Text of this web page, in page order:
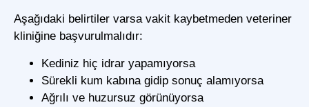
Aşağıdaki belirtiler varsa vakit kaybetmeden veteriner
kliniğine başvurulmalıdır:
Kediniz hiç idrar yapamıyorsa
Sürekli kum kabına gidip sonuç alamıyorsa
Ağrılı ve huzursuz görünüyorsa